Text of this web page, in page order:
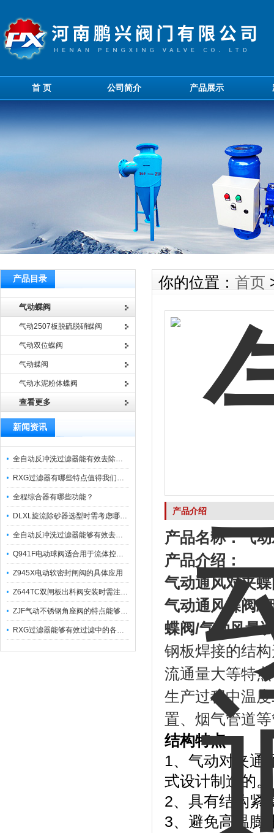
首 页 公司简介 产品展示
产品目录
气动蝶阀
气动2507板脱硫脱硝蝶阀
气动双位蝶阀
气动蝶阀
气动水泥粉体蝶阀
查看更多
新闻资讯
全自动反冲洗过滤器能有效去除过滤介质上的杂质
RXG过滤器有哪些特点值得我们选择？
全程综合器有哪些功能？
DLXL旋流除砂器选型时需考虑哪些因素？
全自动反冲洗过滤器能够有效去除不同粒径的固体杂
Q941F电动球阀适合用于流体控制需要迅速反应的场合
Z945X电动软密封闸阀的具体应用
Z644TC双闸板出料阀安装时需注意哪些事项？
ZJF气动不锈钢角座阀的特点能够稳定地控制介质流量
RXG过滤器能够有效过滤中的各种杂质
你的位置： 首页
产品介绍
产品名称：气
产品介绍：
气动通风对夹
气动通风蝶阀/
蝶阀/气动风量
钢板焊接的结
流通量大等特
生产过程中温
置、烟气管道
结构特点：
1、气动对夹通
式设计制造的。
2、具有结构紧
3、避免高温膨